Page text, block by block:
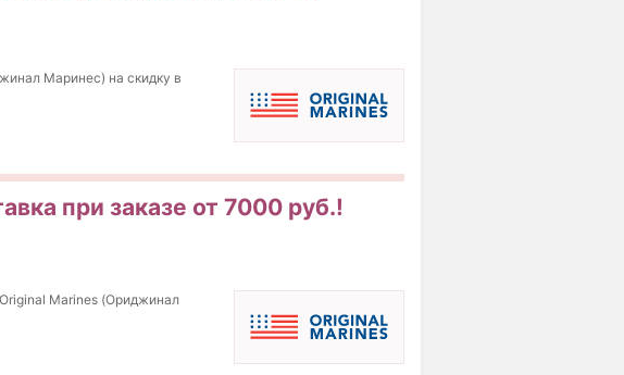
Маринес) на скидку в
при заказе от 7000 руб.!
Marines (Ориджинал